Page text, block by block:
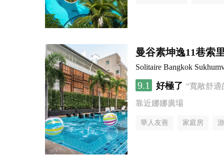
曼谷素坤逸11巷索
Solitaire Bangkok
9.1 好極了 “寬敞舒
靠近娜娜廣場
華人友善 家庭房